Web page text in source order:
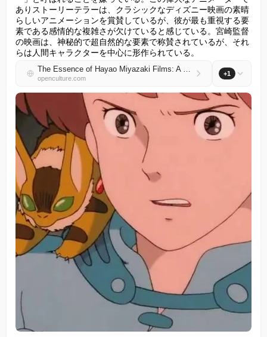
ありストーリーテラーは、クラシックなディズニー映画の素晴
らしいアニメーションを賞賛しているが、彼が最も重視する要
素である感情的な複雑さが欠けていると感じている。宮崎監督
の映画は、神秘的で超自然的な要素で称賛されているが、それ
らは人間キャラクターを中心に形作られている。
The Essence of Hayao Miyazaki Films: A Short Documentary About the Humanity at the Heart of His Animation
openculture.com
+1